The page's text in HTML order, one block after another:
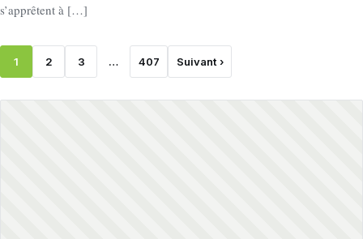
s’apprêtent à […]
1 2 3 … 407 Suivant ›